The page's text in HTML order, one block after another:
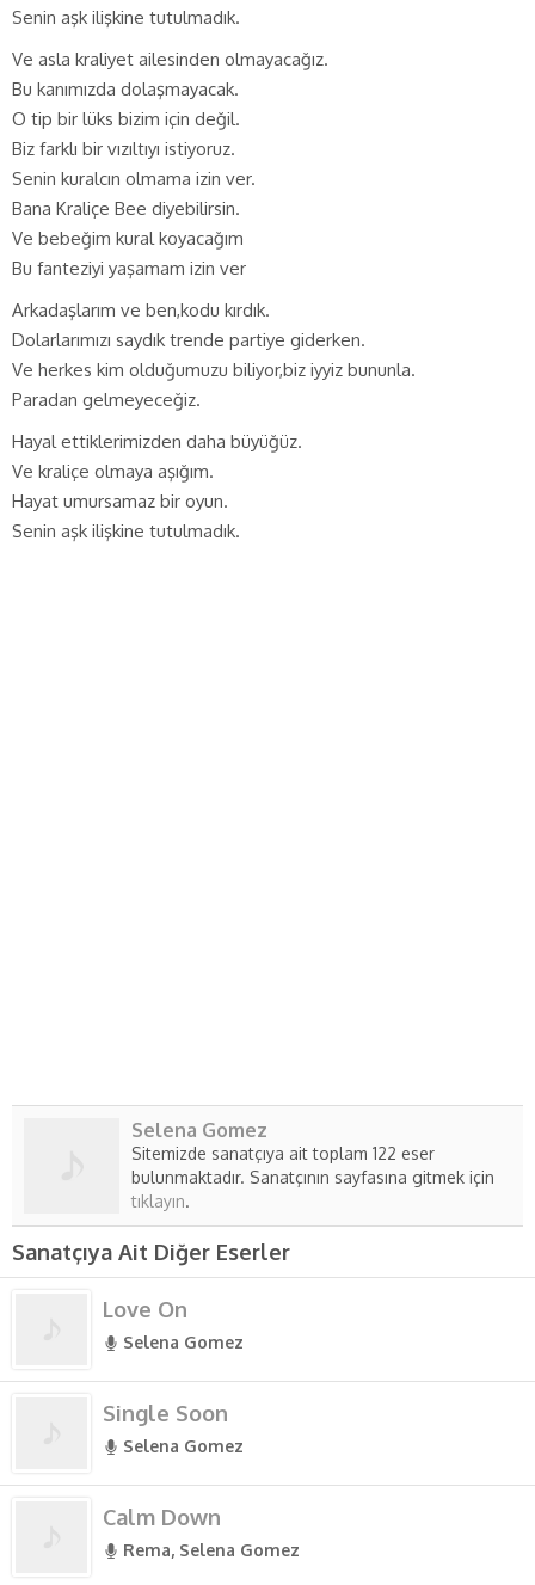
Senin aşk ilişkine tutulmadık.
Ve asla kraliyet ailesinden olmayacağız.
Bu kanımızda dolaşmayacak.
O tip bir lüks bizim için değil.
Biz farklı bir vızıltıyı istiyoruz.
Senin kuralcın olmama izin ver.
Bana Kraliçe Bee diyebilirsin.
Ve bebeğim kural koyacağım
Bu fanteziyi yaşamam izin ver
Arkadaşlarım ve ben,kodu kırdık.
Dolarlarımızı saydık trende partiye giderken.
Ve herkes kim olduğumuzu biliyor,biz iyyiz bununla.
Paradan gelmeyeceğiz.
Hayal ettiklerimizden daha büyüğüz.
Ve kraliçe olmaya aşığım.
Hayat umursamaz bir oyun.
Senin aşk ilişkine tutulmadık.
Selena Gomez
Sitemizde sanatçıya ait toplam 122 eser
bulunmaktadır. Sanatçının sayfasına gitmek için
tıklayın.
Sanatçıya Ait Diğer Eserler
Love On
Selena Gomez
Single Soon
Selena Gomez
Calm Down
Rema, Selena Gomez